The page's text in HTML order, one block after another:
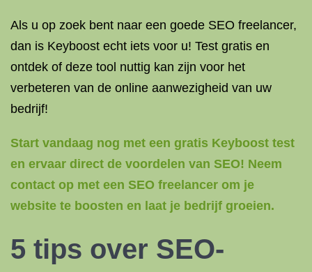
Als u op zoek bent naar een goede SEO freelancer,
dan is Keyboost echt iets voor u! Test gratis en
ontdek of deze tool nuttig kan zijn voor het
verbeteren van de online aanwezigheid van uw
bedrijf!
Start vandaag nog met een gratis Keyboost test
en ervaar direct de voordelen van SEO! Neem
contact op met een SEO freelancer om je
website te boosten en laat je bedrijf groeien.
5 tips over SEO-